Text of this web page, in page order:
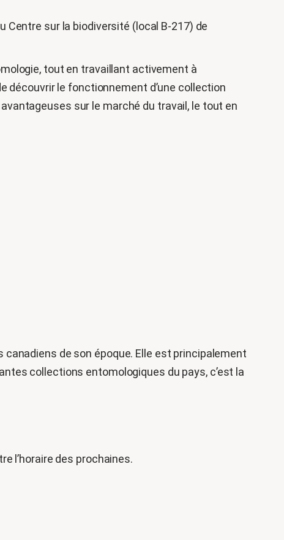
Centre sur la biodiversité (local B-217) de
tout en travaillant activement à
découvrir le fonctionnement d’une collection
sur le marché du travail, le tout en
de son époque. Elle est principalement
collections​ entomologiques du pays​, c’est la
l’horaire des prochaines.